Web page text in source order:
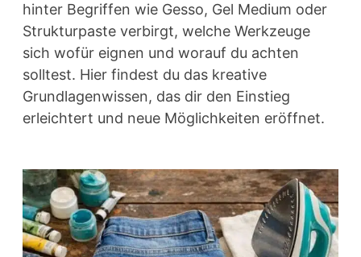
hinter Begriffen wie Gesso, Gel Medium oder
Strukturpaste verbirgt, welche Werkzeuge
sich wofür eignen und worauf du achten
solltest. Hier findest du das kreative
Grundlagenwissen, das dir den Einstieg
erleichtert und neue Möglichkeiten eröffnet.